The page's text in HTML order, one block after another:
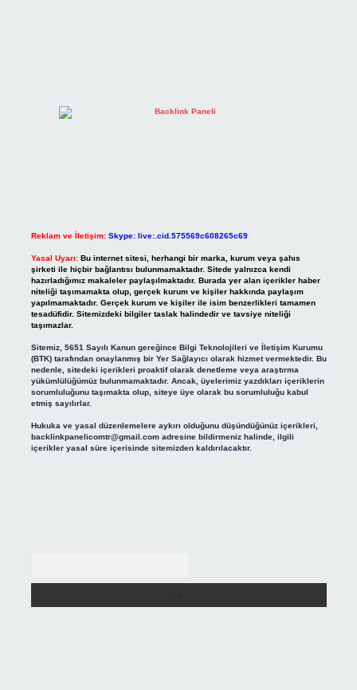
Reklam ve İletişim: Skype: live:.cid.575569c608265c69
Yasal Uyarı: Bu internet sitesi, herhangi bir marka, kurum veya şahıs
şirketi ile hiçbir bağlantısı bulunmamaktadır. Sitede yalnızca kendi
hazırladığımız makaleler paylaşılmaktadır. Burada yer alan içerikler haber
niteliği taşımamakta olup, gerçek kurum ve kişiler hakkında paylaşım
yapılmamaktadır. Gerçek kurum ve kişiler ile isim benzerlikleri tamamen
tesadüfidir. Sitemizdeki bilgiler taslak halindedir ve tavsiye niteliği
taşımazlar.
Sitemiz, 5651 Sayılı Kanun gereğince Bilgi Teknolojileri ve İletişim Kurumu
(BTK) tarafından onaylanmış bir Yer Sağlayıcı olarak hizmet vermektedir. Bu
nedenle, sitedeki içerikleri proaktif olarak denetleme veya araştırma
yükümlülüğümüz bulunmamaktadır. Ancak, üyelerimiz yazdıkları içeriklerin
sorumluluğunu taşımakta olup, siteye üye olarak bu sorumluluğu kabul
etmiş sayılırlar.
Hukuka ve yasal düzenlemelere aykırı olduğunu düşündüğünüz içerikleri,
backlinkpanelicomtr@gmail.comadresine bildirmeniz halinde, ilgili
içerikler yasal süre içerisinde sitemizden kaldırılacaktır.